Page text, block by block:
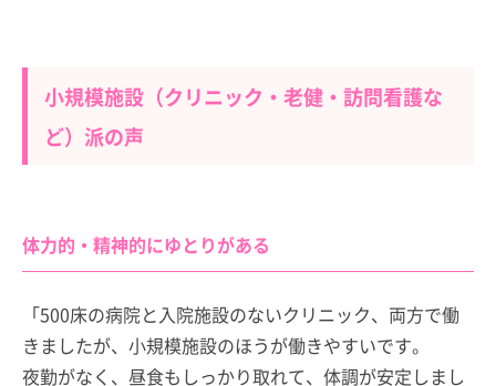
小規模施設（クリニック・老健・訪問看護な
ど）派の声
体力的・精神的にゆとりがある
「500床の病院と入院施設のないクリニック、両方で働
きましたが、小規模施設のほうが働きやすいです。
夜勤がなく、昼食もしっかり取れて、体調が安定しまし